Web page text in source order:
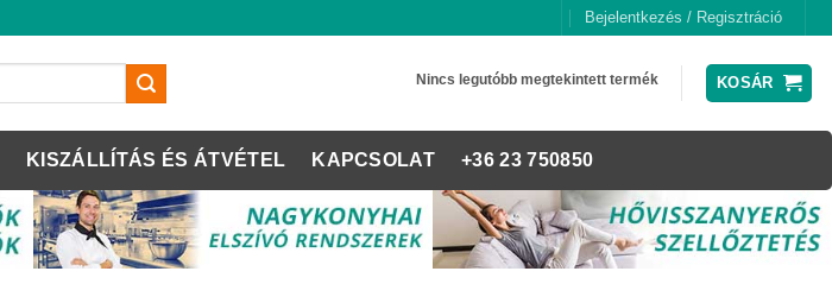
Bejelentkezés / Regisztráció
Nincs legutóbb megtekintett termék KOSÁR
KISZÁLLÍTÁS ÉS ÁTVÉTEL KAPCSOLAT +36 23 750850